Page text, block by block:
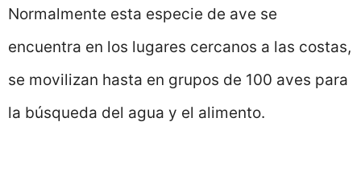
Normalmente esta especie de ave se
encuentra en los lugares cercanos a las costas,
se movilizan hasta en grupos de 100 aves para
la búsqueda del agua y el alimento.